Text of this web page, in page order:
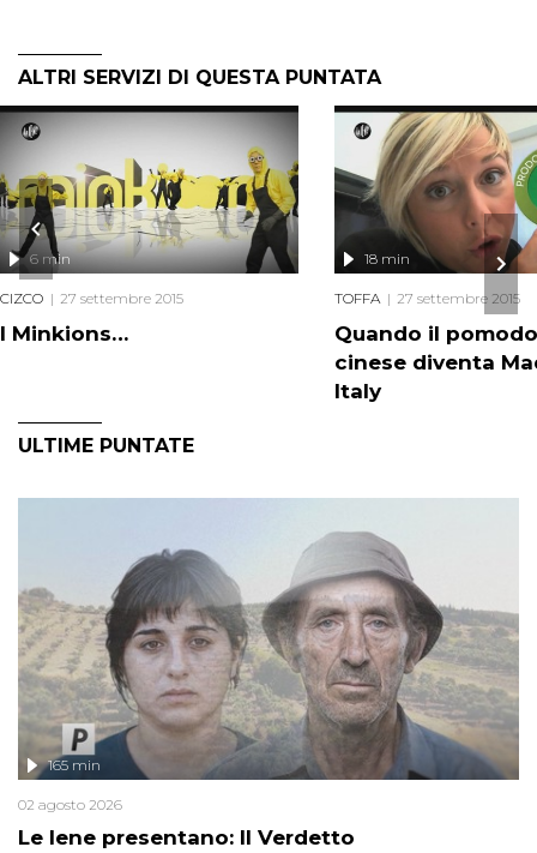
ALTRI SERVIZI DI QUESTA PUNTATA
I Minkions…
6 min
CIZCO 27 settembre 2015
Quando il
cinese diventa
Italy
18 min
TOFFA 27 settembre 2015
ULTIME PUNTATE
Le Iene presentano: Il Verdetto
165 min
02 agosto 2026